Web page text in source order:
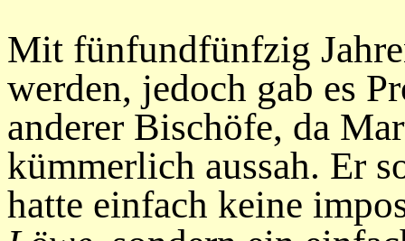
Mit fünfundfünfzig
werden, jedoch gab es
anderer Bischöfe, da
kümmerlich aussah. Er
hatte einfach keine